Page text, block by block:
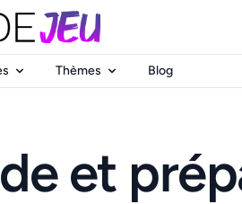
Thèmes Blog
et